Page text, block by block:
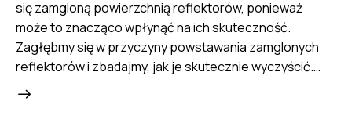
się zamgloną powierzchnią reflektorów, ponieważ
może to znacząco wpłynąć na ich skuteczność.
Zagłębmy się w przyczyny powstawania zamglonych
reflektorów i zbadajmy, jak je skutecznie wyczyścić.…